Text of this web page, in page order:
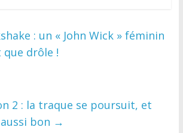
: un « John Wick » féminin
que drôle !
et
bon →